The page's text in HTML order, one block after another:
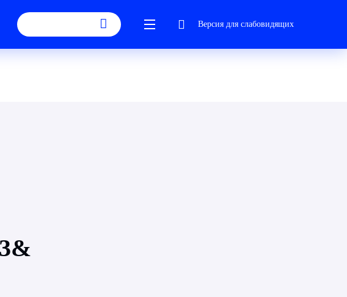
Версия для слабовидящих